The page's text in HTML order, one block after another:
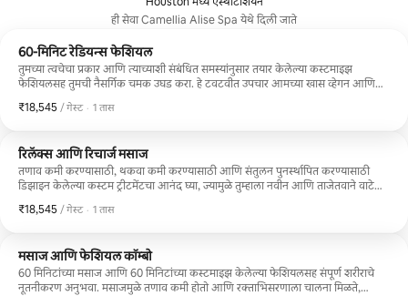
ही सेवा Camellia Alise Spa येथे दिली जाते
60-मिनिट रेडियन्स फेशियल
तुमच्या त्वचेचा प्रकार आणि त्याच्याशी संबंधित समस्यांनुसार तयार केलेल्या कस्टमाइझ
फेशियलसह तुमची नैसर्गिक चमक उघड करा. हे टवटवीत उपचार आमच्या खास व्हेगन आणि
एक्सफोलिएट करते आणि हायड्रेट करते, ज्यामुळे तुमचा रंग ताजा, तेजस्वी आणि पुनरुज्जीवित
ग्लास शॅम्पेनचा आनंद घ्या.
₹18,545 / गेस्ट
₹18,545 प्रति गेस्ट
, · 1 तास
रिलॅक्स आणि रिचार्ज मसाज
तणाव कमी करण्यासाठी, थकवा कमी करण्यासाठी आणि संतुलन पुनर्स्थापित करण्यासाठी
डिझाइन केलेल्या कस्टम ट्रीटमेंटचा आनंद घ्या, ज्यामुळे तुम्हाला नवीन आणि ताजेतवाने वाटेल.
घेण्यासाठी एक क्षणासाठी परफेक्ट एस्केप प्रदान करते. स्पा सुविधांचा ॲक्सेस 60-मिनिटांचे
शॅम्पेनचा आनंद घ्या.
₹18,545 / गेस्ट
₹18,545 प्रति गेस्ट
, · 1 तास
मसाज आणि फेशियल कॉम्बो
60 मिनिटांच्या मसाज आणि 60 मिनिटांच्या कस्टमाइझ केलेल्या फेशियलसह संपूर्ण शरीराचे
नूतनीकरण अनुभवा. मसाजमुळे तणाव कमी होतो आणि रक्ताभिसरणाला चालना मिळते,